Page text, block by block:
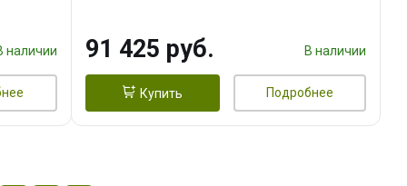
наличии 91 425 руб. В наличии
Купить Подробнее